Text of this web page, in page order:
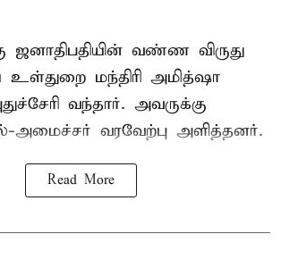
ஜனாதிபதியின் வண்ண விருது
உள்துறை மந்திரி அமித்ஷா
வந்தார். அவருக்கு
அமைச்சர் வரவேற்பு அளித்தனர்.
Read More